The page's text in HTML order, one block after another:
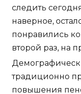
следить
наверное,
понравились
второй раз, на
традиционно
повышения